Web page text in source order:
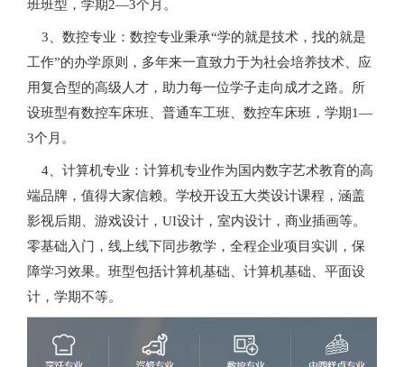
班班型，学期2—3个月。
3、数控专业：数控专业秉承“学的就是技术，找的就是
工作”的办学原则，多年来一直致力于为社会培养技术、应
用复合型的高级人才，助力每一位学子走向成才之路。所
设班型有数控车床班、普通车工班、数控车床班，学期1—
3个月。
4、计算机专业：计算机专业作为国内数字艺术教育的高
端品牌，值得大家信赖。学校开设五大类设计课程，涵盖
影视后期、游戏设计，UI设计，室内设计，商业插画等。
零基础入门，线上线下同步教学，全程企业项目实训，保
障学习效果。班型包括计算机基础、计算机基础、平面设
计，学期不等。